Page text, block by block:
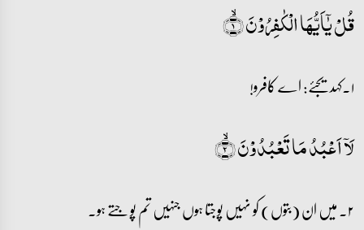
قُلۡ یٰۤاَیُّہَا الۡکٰفِرُوۡنَ ۙ﴿۱﴾
۱۔کہدیجئے: اے کافرو!
لَاۤ اَعۡبُدُ مَا تَعۡبُدُوۡنَ ۙ﴿۲﴾
۲۔ میں ان (بتوں) کو نہیں پوجتا ہوں جنہیں تم پوجتے ہو۔